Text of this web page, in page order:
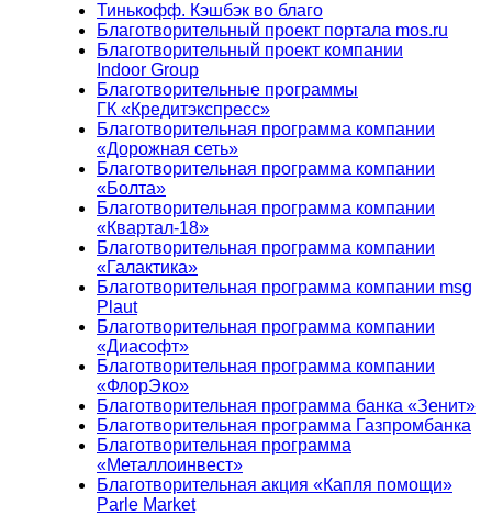
Тинькофф. Кэшбэк во благо
Благотворительный проект портала mos.ru
Благотворительный проект компании
Indoor Group
Благотворительные программы
ГК «Кредитэкспресс»
Благотворительная программа компании
«Дорожная сеть»
Благотворительная программа компании
«Болта»
Благотворительная программа компании
«Квартал-18»
Благотворительная программа компании
«Галактика»
Благотворительная программа компании msg
Plaut
Благотворительная программа компании
«Диасофт»
Благотворительная программа компании
«ФлорЭко»
Благотворительная программа банка «Зенит»
Благотворительная программа Газпромбанка
Благотворительная программа
«Металлоинвест»
Благотворительная акция «Капля помощи»
Parle Market